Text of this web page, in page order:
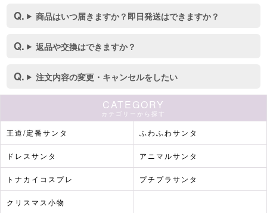
■セット内容
商品はいつ届きますか？即日発送はできますか？
返品や交換はできますか？
注文内容の変更・キャンセルをしたい
CATEGORY
カテゴリーから探す
王道/定番サンタ ふわふわサンタ
ドレスサンタ アニマルサンタ
トナカイコスプレ プチプラサンタ
クリスマス小物